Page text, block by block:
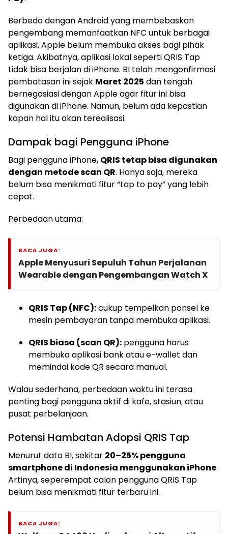
Berbeda dengan Android yang membebaskan
pengembang memanfaatkan NFC untuk berbagai
aplikasi, Apple belum membuka akses bagi pihak
ketiga. Akibatnya, aplikasi lokal seperti QRIS Tap
tidak bisa berjalan di iPhone. BI telah mengonfirmasi
pembatasan ini sejak Maret 2025 dan tengah
bernegosiasi dengan Apple agar fitur ini bisa
digunakan di iPhone. Namun, belum ada kepastian
kapan hal itu akan terealisasi.
Dampak bagi Pengguna iPhone
Bagi pengguna iPhone, QRIS tetap bisa digunakan
dengan metode scan QR. Hanya saja, mereka
belum bisa menikmati fitur “tap to pay” yang lebih
cepat.
Perbedaan utama:
BACA JUGA:
Apple Menyusuri Sepuluh Tahun Perjalanan
Wearable dengan Pengembangan Watch X
QRIS Tap (NFC):cukup tempelkan ponsel ke
mesin pembayaran tanpa membuka aplikasi.
QRIS biasa (scan QR): pengguna harus
membuka aplikasi bank atau e-wallet dan
memindai kode QR secara manual.
Walau sederhana, perbedaan waktu ini terasa
penting bagi pengguna aktif di kafe, stasiun, atau
pusat perbelanjaan.
Potensi Hambatan Adopsi QRIS Tap
Menurut data BI, sekitar 20–25% pengguna
smartphone di Indonesia menggunakan iPhone.
Artinya, seperempat calon pengguna QRIS Tap
belum bisa menikmati fitur terbaru ini.
BACA JUGA: